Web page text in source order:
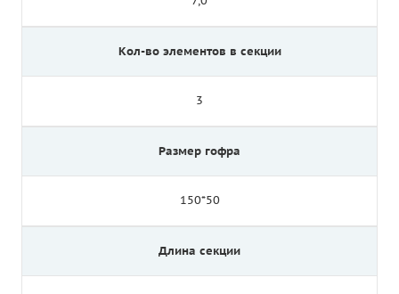
Кол-во элементов в секции
3
Размер гофра
150*50
Длина секции